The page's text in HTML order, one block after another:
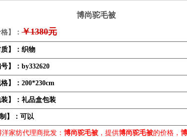
博尚驼毛被
】： ￥1380元
质】：织物
号】：by332620
格】：200*230cm
装】：礼品盒包装
制】：可以
家纺代理商批发： 博尚驼毛被 ，提供博尚驼毛被的价格，